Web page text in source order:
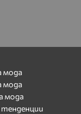
мода
мода